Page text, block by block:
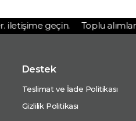
geçin. Toplu alımlar
Destek
Teslimat ve İade Politikası
Gizlilik Politikası